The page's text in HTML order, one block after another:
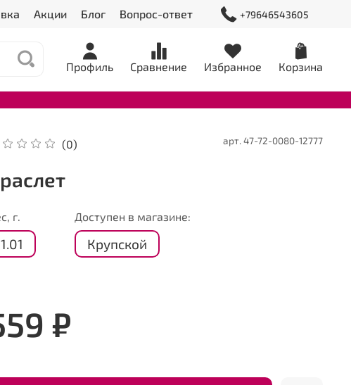
Акции Блог Вопрос-ответ +79646543605
Профиль Сравнение Избранное Корзина
(0) арт. 47-72-0080-12777
г.
1.01
Доступен в магазине:
Крупской
₽